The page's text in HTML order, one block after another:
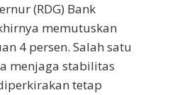
(RDG) Bank
memutuskan
4 persen. Salah satu
menjaga stabilitas
tetap